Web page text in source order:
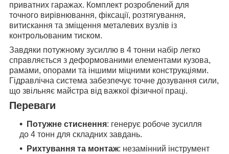
приватних гаражах. Комплект розроблений для
точного вирівнювання, фіксації, розтягування,
витискання та зміщення металевих вузлів із
контрольованим тиском.
Завдяки потужному зусиллю в 4 тонни набір легко
справляється з деформованими елементами кузова,
рамами, опорами та іншими міцними конструкціями.
Гідравлічна система забезпечує точне дозування сили,
що звільняє майстра від важкої фізичної праці.
Переваги
Потужне стиснення: генерує робоче зусилля
до 4 тонн для складних завдань.
Рихтування та монтаж: незамінний інструмент